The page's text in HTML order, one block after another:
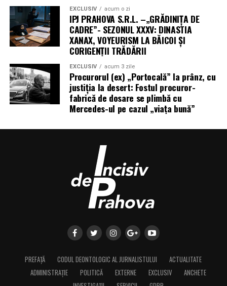
EXCLUSIV acum o zi
IPJ PRAHOVA S.R.L. –„GRĂDINIȚA DE
CADRE”- SEZONUL XXXV: DINASTIA
XANAX, VOYEURISM LA BĂICOI ȘI
CORIGENȚII TRĂDĂRII
EXCLUSIV acum 3 zile
Procurorul (ex) „Portocală” la prânz, cu
justiția la desert: Fostul procuror-
fabrică de dosare se plimbă cu
Mercedes-ul pe cazul „viața bună”
PREFAȚĂ CODUL DEONTOLOGIC AL JURNALISTULUI
ACTUALITATE
ADMINISTRAȚIE
POLITICĂ EXTERNE EXCLUSIV
ANCHETE